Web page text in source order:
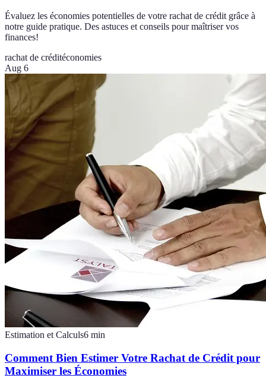
Évaluez les économies potentielles de votre rachat de crédit grâce à
notre guide pratique. Des astuces et conseils pour maîtriser vos
finances!
rachat de créditéconomies
Aug 6
Estimation et Calculs6 min
Comment Bien Estimer Votre Rachat de Crédit pour
Maximiser les Économies